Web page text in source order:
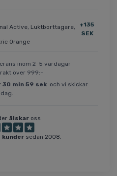
Active, Luktborttagare,
Orange
+135
SEK
inom 2-5 vardagar
över 999:-
30 min 59 sek och vi skickar
idag.
älskaross
sedan 2008.